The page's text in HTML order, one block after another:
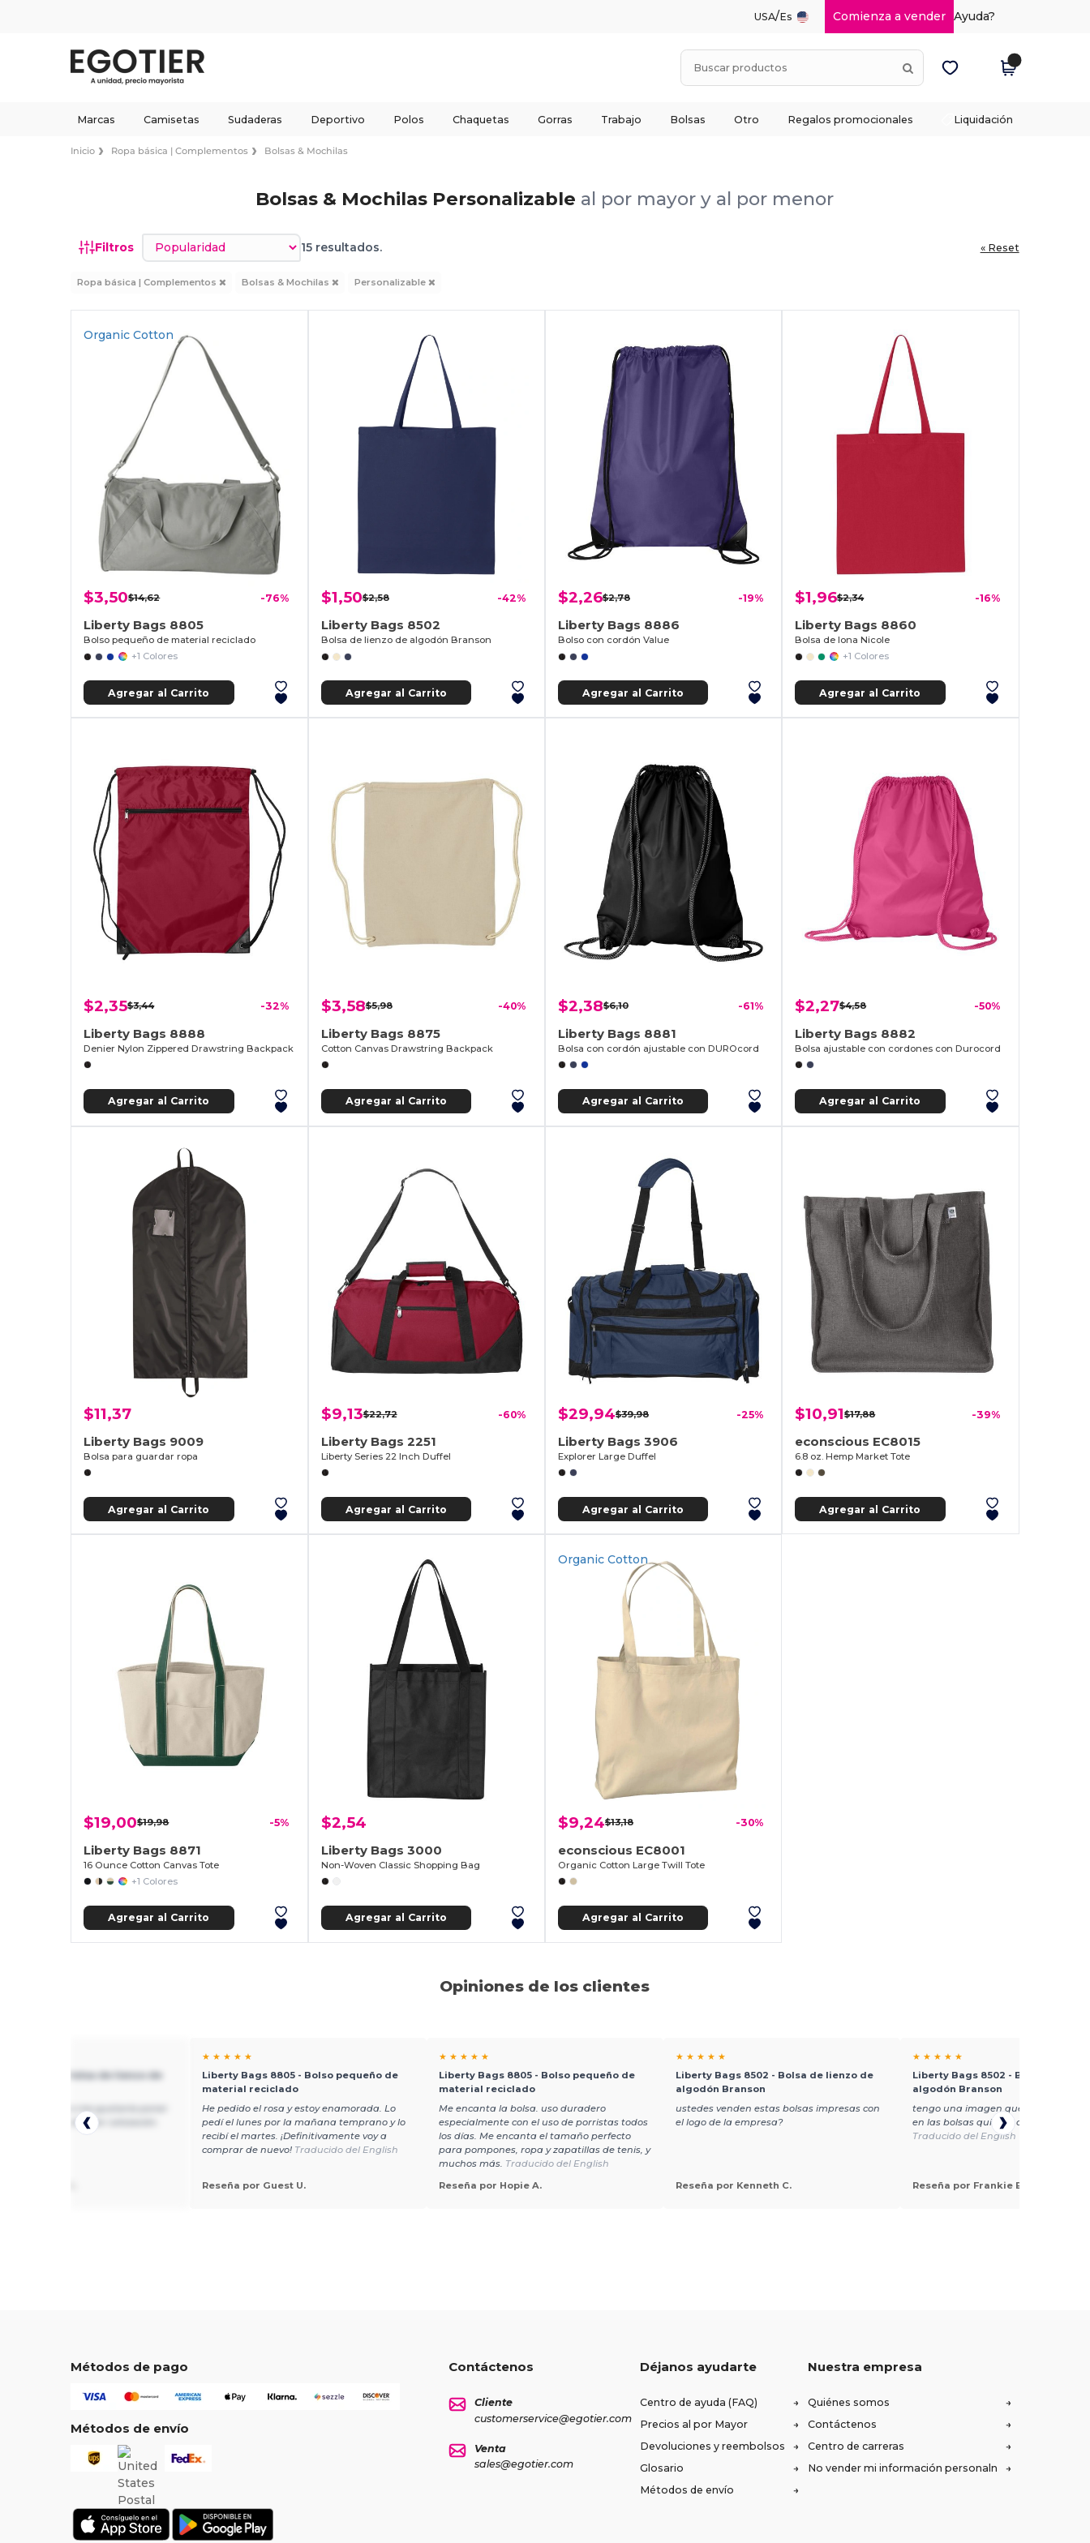
USA/Es Comienza a vender Ayuda?
Marcas Camisetas Sudaderas Deportivo Polos Chaquetas Gorras Trabajo Bolsas Otro Regalos promocionales Liquidación
Inicio Ropa básica | Complementos Bolsas & Mochilas
Bolsas & Mochilas Personalizable al por mayor y al por menor
Filtros Ordenar por 15 resultados. « Reset
Ropa básica | Complementos Bolsas & Mochilas Personalizable
Organic Cotton
$3,50$14,62 -76%
Liberty Bags 8805
Bolso pequeño de material reciclado
+1 Colores
Agregar al Carrito
$1,50$2,58 -42%
Liberty Bags 8502
Bolsa de lienzo de algodón Branson
Agregar al Carrito
$2,26$2,78 -19%
Liberty Bags 8886
Bolso con cordón Value
Agregar al Carrito
$1,96$2,34 -16%
Liberty Bags 8860
Bolsa de lona Nicole
+1 Colores
Agregar al Carrito
$2,35$3,44 -32%
Liberty Bags 8888
Denier Nylon Zippered Drawstring Backpack
Agregar al Carrito
$3,58$5,98 -40%
Liberty Bags 8875
Cotton Canvas Drawstring Backpack
Agregar al Carrito
$2,38$6,10 -61%
Liberty Bags 8881
Bolsa con cordón ajustable con DUROcord
Agregar al Carrito
$2,27$4,58 -50%
Liberty Bags 8882
Bolsa ajustable con cordones con Durocord
Agregar al Carrito
$11,37
Liberty Bags 9009
Bolsa para guardar ropa
Agregar al Carrito
$9,13$22,72 -60%
Liberty Bags 2251
Liberty Series 22 Inch Duffel
Agregar al Carrito
$29,94$39,98 -25%
Liberty Bags 3906
Explorer Large Duffel
Agregar al Carrito
$10,91$17,88 -39%
econscious EC8015
6.8 oz. Hemp Market Tote
Agregar al Carrito
$19,00$19,98 -5%
Liberty Bags 8871
16 Ounce Cotton Canvas Tote
+1 Colores
Agregar al Carrito
$2,54
Liberty Bags 3000
Non-Woven Classic Shopping Bag
Agregar al Carrito
Organic Cotton
$9,24$13,18 -30%
econscious EC8001
Organic Cotton Large Twill Tote
Agregar al Carrito
Opiniones de los clientes
8502 - Bolsa de lienzo de
quieren obtener cotización.
★ ★ ★ ★ ★
Liberty Bags 8805 - Bolso pequeño de
material reciclado
He pedido el rosa y estoy enamorada. Lo
pedí el lunes por la mañana temprano y lo
recibí el martes. ¡Definitivamente voy a
comprar de nuevo! Traducido del English
Reseña por Guest U.
★ ★ ★ ★ ★
Liberty Bags 8805 - Bolso pequeño de
material reciclado
Me encanta la bolsa. uso duradero
especialmente con el uso de porristas todos
los días. Me encanta el tamaño perfecto
para pompones, ropa y zapatillas de tenis, y
muchos más. Traducido del English
Reseña por Hopie A.
★ ★ ★ ★ ★
Liberty Bags 8502 - Bolsa de lienzo de
algodón Branson
ustedes venden estas bolsas impresas con
el logo de la empresa?
Reseña por Kenneth C.
★ ★ ★ ★ ★
Liberty Bags 8502 - Bolsa de
algodón Branson
tengo una imagen que me gustaría
en las bolsas quieren obtener
Traducido del English
Reseña por Frankie E.
Métodos de pago
Métodos de envío
Contáctenos
Cliente
customerservice@egotier.com
Venta
sales@egotier.com
Déjanos ayudarte
Centro de ayuda (FAQ)
Precios al por Mayor
Devoluciones y reembolsos
Glosario
Métodos de envío
Nuestra empresa
Quiénes somos
Contáctenos
Centro de carreras
No vender mi información personaln